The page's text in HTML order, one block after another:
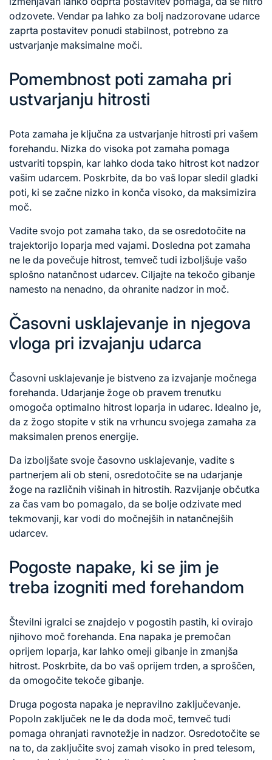
odzovete. Vendar pa lahko za bolj nadzorovane udarce
zaprta postavitev ponudi stabilnost, potrebno za
ustvarjanje maksimalne moči.
Pomembnost poti zamaha pri
ustvarjanju hitrosti
Pota zamaha je ključna za ustvarjanje hitrosti pri vašem
forehandu. Nizka do visoka pot zamaha pomaga
ustvariti topspin, kar lahko doda tako hitrost kot nadzor
vašim udarcem. Poskrbite, da bo vaš lopar sledil gladki
poti, ki se začne nizko in konča visoko, da maksimizira
moč.
Vadite svojo pot zamaha tako, da se osredotočite na
trajektorijo loparja med vajami. Dosledna pot zamaha
ne le da povečuje hitrost, temveč tudi izboljšuje vašo
splošno natančnost udarcev. Ciljajte na tekočo gibanje
namesto na nenadno, da ohranite nadzor in moč.
Časovni usklajevanje in njegova
vloga pri izvajanju udarca
Časovni usklajevanje je bistveno za izvajanje močnega
forehanda. Udarjanje žoge ob pravem trenutku
omogoča optimalno hitrost loparja in udarec. Idealno je,
da z žogo stopite v stik na vrhuncu svojega zamaha za
maksimalen prenos energije.
Da izboljšate svoje časovno usklajevanje, vadite s
partnerjem ali ob steni, osredotočite se na udarjanje
žoge na različnih višinah in hitrostih. Razvijanje občutka
za čas vam bo pomagalo, da se bolje odzivate med
tekmovanji, kar vodi do močnejših in natančnejših
udarcev.
Pogoste napake, ki se jim je
treba izogniti med forehandom
Številni igralci se znajdejo v pogostih pastih, ki ovirajo
njihovo moč forehanda. Ena napaka je premočan
oprijem loparja, kar lahko omeji gibanje in zmanjša
hitrost. Poskrbite, da bo vaš oprijem trden, a sproščen,
da omogočite tekoče gibanje.
Druga pogosta napaka je nepravilno zaključevanje.
Popoln zaključek ne le da doda moč, temveč tudi
pomaga ohranjati ravnotežje in nadzor. Osredotočite se
na to, da zaključite svoj zamah visoko in pred telesom,